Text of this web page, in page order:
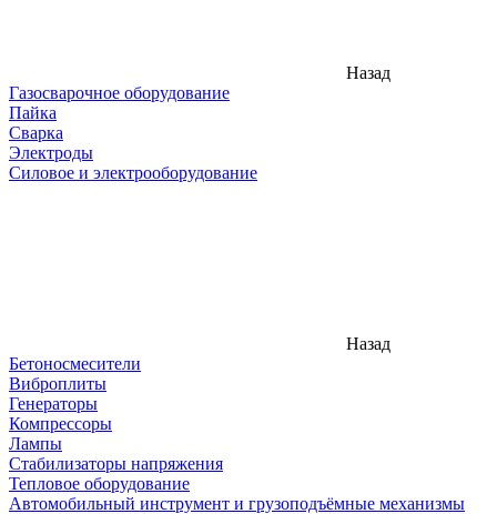
Назад
Газосварочное оборудование
Пайка
Сварка
Электроды
Силовое и электрооборудование
Назад
Бетоносмесители
Виброплиты
Генераторы
Компрессоры
Лампы
Стабилизаторы напряжения
Тепловое оборудование
Автомобильный инструмент и грузоподъёмные механизмы